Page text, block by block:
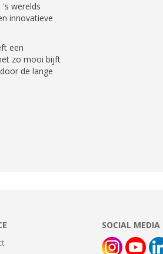
werelds
innovatieve
een
zo mooi bijft
de lange
SOCIAL MEDIA